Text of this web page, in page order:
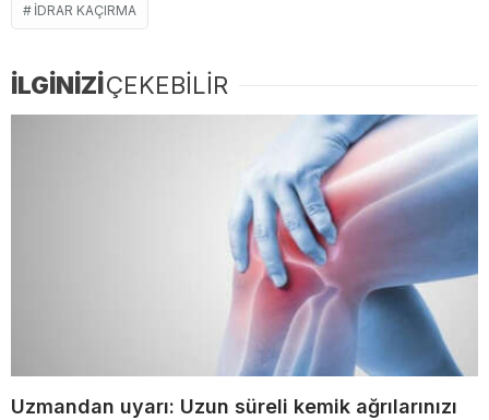
IDRAR KAÇIRMA
İLGİNİZİÇEKEBİLİR
Uzmandan uyarı: Uzun süreli kemik ağrılarınızı